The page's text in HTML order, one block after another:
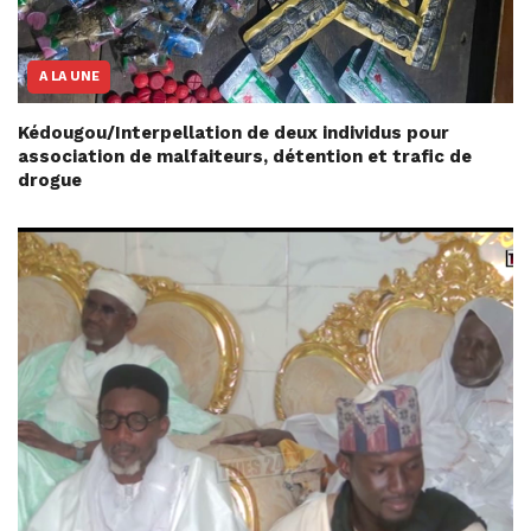
A LA UNE
Kédougou/Interpellation de deux individus pour
association de malfaiteurs, détention et trafic de
drogue